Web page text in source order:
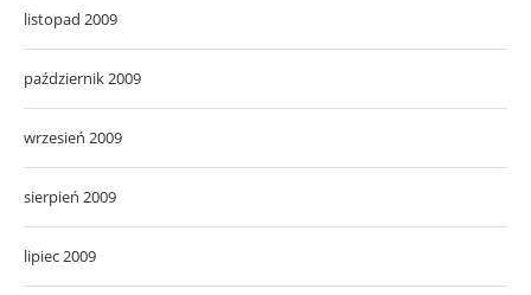
listopad 2009
październik 2009
wrzesień 2009
sierpień 2009
lipiec 2009